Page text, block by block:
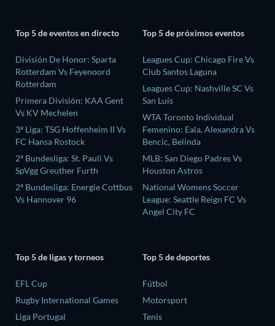
Top 5 de eventos en directo
División De Honor: Sparta
Rotterdam Vs Feyenoord
Rotterdam
Primera División: KAA Gent
Vs KV Mechelen
3ª Liga: TSG Hoffenheim II Vs
FC Hansa Rostock
2ª Bundesliga: St. Pauli Vs
SpVgg Greuther Furth
2ª Bundesliga: Energie Cottbus
Vs Hannover 96
Top 5 de próximos eventos
Leagues Cup: Chicago Fire Vs
Club Santos Laguna
Leagues Cup: Nashville SC Vs
San Luís
WTA Toronto Individual
Femenino: Eala, Alexandra Vs
Bencic, Belinda
MLB: San Diego Padres Vs
Houston Astros
National Womens Soccer
League: Seattle Reign FC Vs
Angel City FC
Top 5 de ligas y torneos
EFL Cup
Rugby International Games
Liga Portugal
Top 5 de deportes
Fútbol
Motorsport
Tenis